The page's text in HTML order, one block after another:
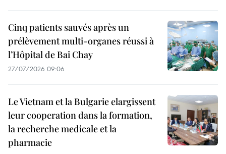
Cinq patients sauvés après un
prélèvement multi-organes réussi à
l’Hôpital de Bai Chay
27/07/2026 09:06
Le Vietnam et la Bulgarie elargissent
leur cooperation dans la formation,
la recherche medicale et la
pharmacie